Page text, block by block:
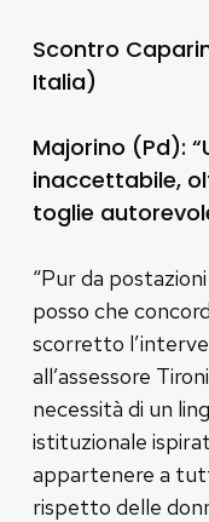
Scontro
Italia)
Majorino (Pd):
inaccettabile,
toglie
“Pur da
posso che
scorretto
all’assessore
necessità di un
istituzionale
appartenere a
rispetto delle